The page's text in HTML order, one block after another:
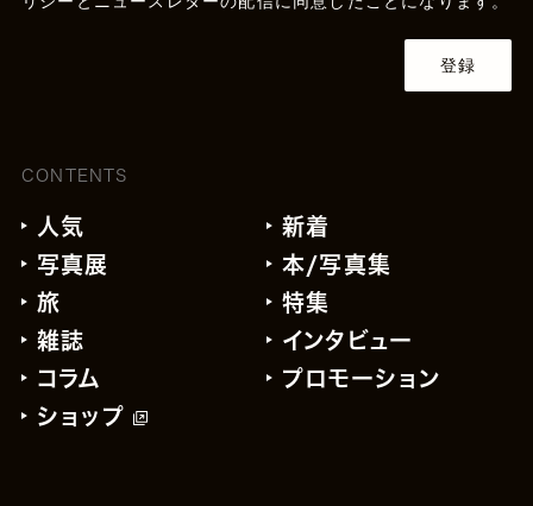
登録
CONTENTS
人気
新着
写真展
本/写真集
旅
特集
雑誌
インタビュー
コラム
プロモーション
ショップ